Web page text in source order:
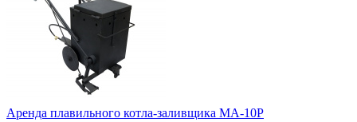
Аренда плавильного котла-заливщика МА-10P